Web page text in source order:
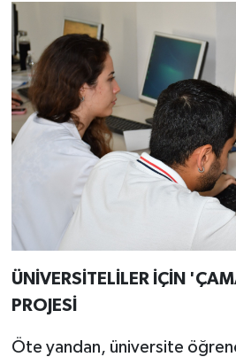
ÜNİVERSİTELİLER İÇİN
PROJESİ
Öte yandan, üniversite